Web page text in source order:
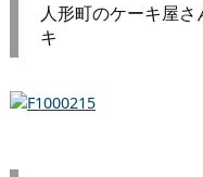
人形町のケーキ屋
キ